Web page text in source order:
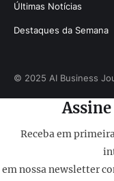
Últimas Notícias
Destaques da Semana
© 2025 AI Business
Receba em
em nossa newsletter